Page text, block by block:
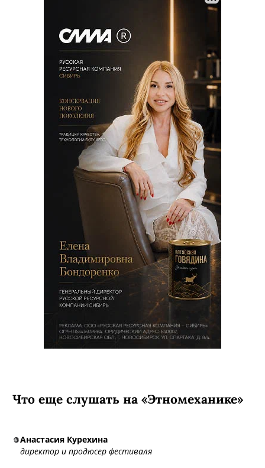
Что еще слушать на «Этномеханике»
Анастасия Курехина
директор и продюсер фестиваля